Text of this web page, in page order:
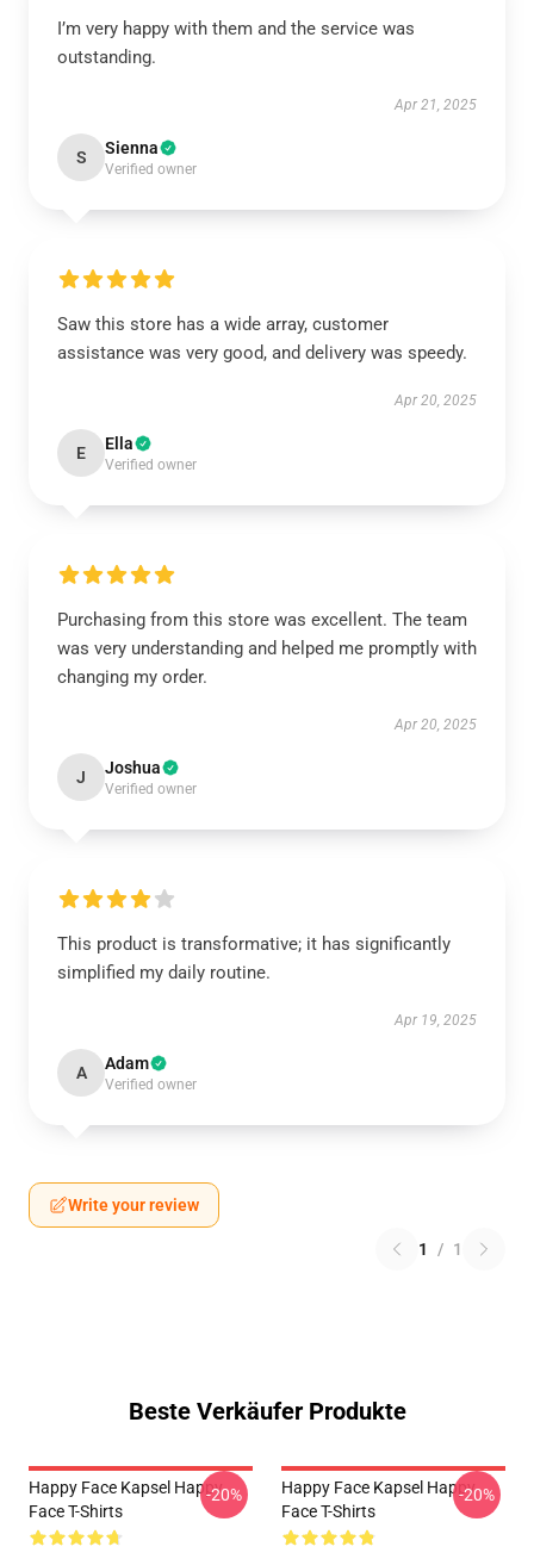
I’m very happy with them and the service was
outstanding.
Apr 21, 2025
S Sienna
Verified owner
Saw this store has a wide array, customer
assistance was very good, and delivery was speedy.
Apr 20, 2025
E Ella
Verified owner
Purchasing from this store was excellent. The team
was very understanding and helped me promptly with
changing my order.
Apr 20, 2025
J Joshua
Verified owner
This product is transformative; it has significantly
simplified my daily routine.
Apr 19, 2025
A Adam
Verified owner
Write your review
1 / 1
Beste Verkäufer Produkte
Happy Face Kapsel Happy
Face T-Shirts
-20%
Happy Face Kapsel Happy
Face T-Shirts
-20%